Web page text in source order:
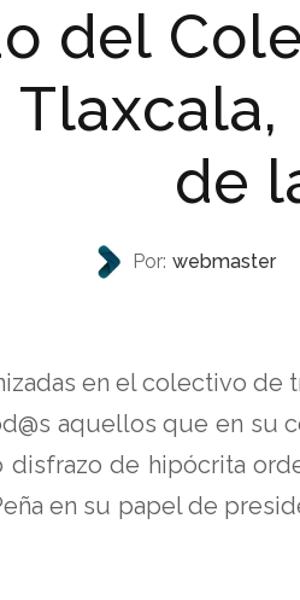
del
de
Por: webmaster
en el colectivo
aquellos que en su
disfrazo de hipócrita
en su papel de